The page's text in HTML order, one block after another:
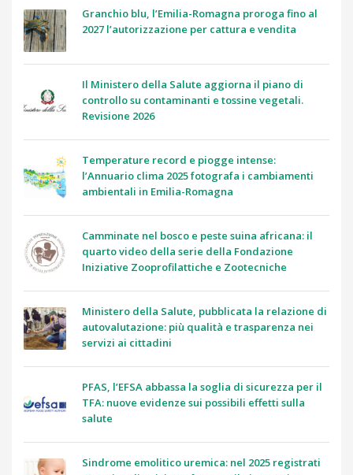
Granchio blu, l’Emilia-Romagna proroga fino al
2027 l’autorizzazione per cattura e vendita
Il Ministero della Salute aggiorna il piano di
controllo su contaminanti e tossine vegetali.
Revisione 2026
Temperature record e piogge intense:
l’Annuario clima 2025 fotografa i cambiamenti
ambientali in Emilia-Romagna
Camminate nel bosco e peste suina africana: il
quarto video della serie della Fondazione
Iniziative Zooprofilattiche e Zootecniche
Ministero della Salute, pubblicata la relazione di
autovalutazione: più qualità e trasparenza nei
servizi ai cittadini
PFAS, l’EFSA abbassa la soglia di sicurezza per il
TFA: nuove evidenze sui possibili effetti sulla
salute
Sindrome emolitico uremica: nel 2025 registrati